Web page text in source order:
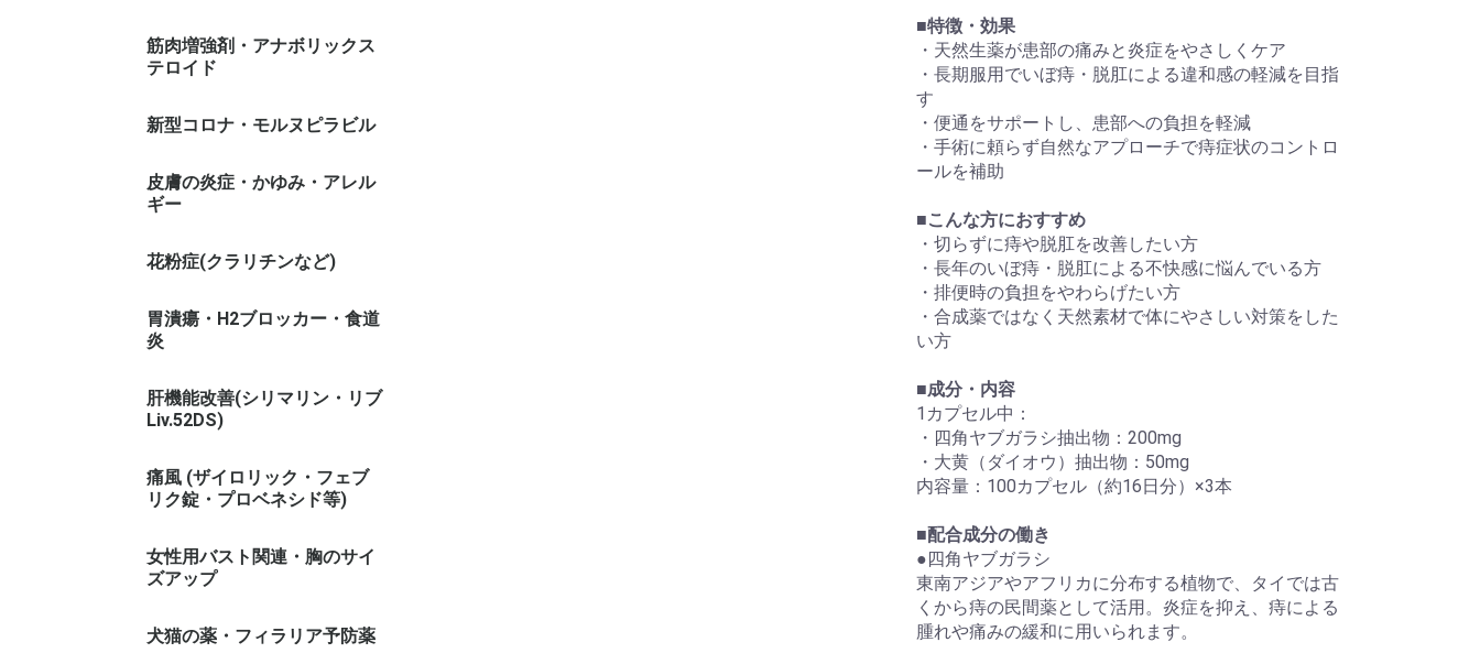
筋肉増強剤・アナボリックス
テロイド
新型コロナ・モルヌピラビル
皮膚の炎症・かゆみ・アレル
ギー
花粉症(クラリチンなど)
胃潰瘍・H2ブロッカー・食道
炎
肝機能改善(シリマリン・リブ
Liv.52DS)
痛風 (ザイロリック・フェブ
リク錠・プロベネシド等)
女性用バスト関連・胸のサイ
ズアップ
犬猫の薬・フィラリア予防薬
■特徴・効果
・天然生薬が患部の痛みと炎症をやさしくケア
・長期服用でいぼ痔・脱肛による違和感の軽減を目指
す
・便通をサポートし、患部への負担を軽減
・手術に頼らず自然なアプローチで痔症状のコントロ
ールを補助
■こんな方におすすめ
・切らずに痔や脱肛を改善したい方
・長年のいぼ痔・脱肛による不快感に悩んでいる方
・排便時の負担をやわらげたい方
・合成薬ではなく天然素材で体にやさしい対策をした
い方
■成分・内容
1カプセル中：
・四角ヤブガラシ抽出物：200mg
・大黄（ダイオウ）抽出物：50mg
内容量：100カプセル（約16日分）×3本
■配合成分の働き
●四角ヤブガラシ
東南アジアやアフリカに分布する植物で、タイでは古
くから痔の民間薬として活用。炎症を抑え、痔による
腫れや痛みの緩和に用いられます。